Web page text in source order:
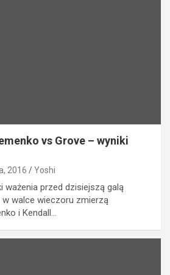
vs Grove – wyniki
2016 Yoshi
ważenia przed dzisiejszą galą
w walce wieczoru zmierzą
i Kendall…